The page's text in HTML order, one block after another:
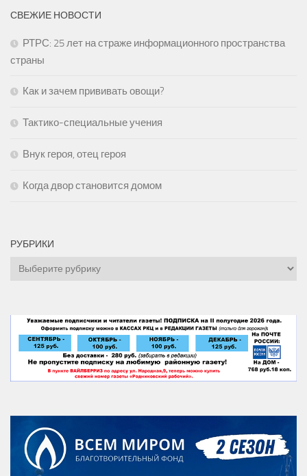
СВЕЖИЕ НОВОСТИ
РТРС: 25 лет на страже информационного пространства
страны
Как и зачем прививать овощи?
Тактико-специальные учения
Внук героя, отец героя
Когда двор становится домом
РУБРИКИ
Рубрики